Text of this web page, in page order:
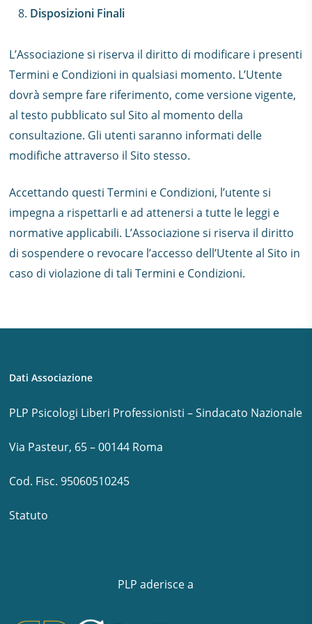
Disposizioni Finali
L’Associazione si riserva il diritto di modificare i presenti
Termini e Condizioni in qualsiasi momento. L’Utente
dovrà sempre fare riferimento, come versione vigente,
al testo pubblicato sul Sito al momento della
consultazione. Gli utenti saranno informati delle
modifiche attraverso il Sito stesso.
Accettando questi Termini e Condizioni, l’utente si
impegna a rispettarli e ad attenersi a tutte le leggi e
normative applicabili. L’Associazione si riserva il diritto
di sospendere o revocare l’accesso dell’Utente al Sito in
caso di violazione di tali Termini e Condizioni.
Dati Associazione
PLP Psicologi Liberi Professionisti – Sindacato Nazionale
Via Pasteur, 65 – 00144 Roma
Cod. Fisc. 95060510245
Statuto
PLP aderisce a